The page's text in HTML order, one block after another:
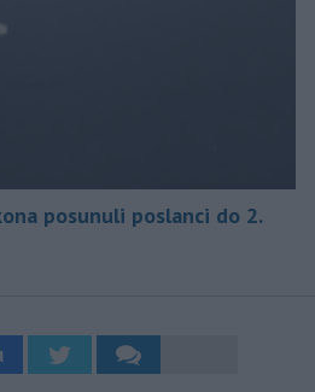
posunuli poslanci do 2.